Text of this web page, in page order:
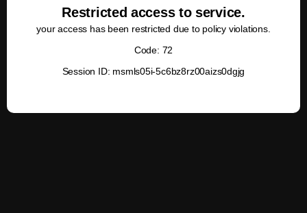
Restricted access to service.
your access has been restricted due to policy violations.
Code: 72
Session ID: msmls05i-5c6bz8rz00aizs0dgjg